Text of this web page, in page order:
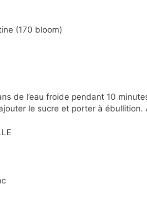
(170 bloom)
de l’eau froide pendant 10
le sucre et porter à ébullition.